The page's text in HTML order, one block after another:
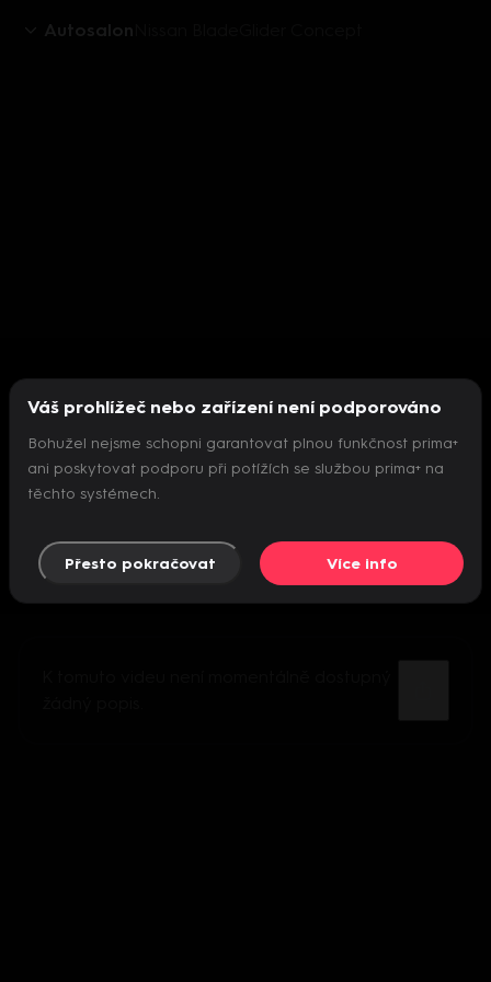
Autosalon
Nepodařilo se inicializovat přehrávač
Váš prohlížeč nebo zařízení není podporováno
Bohužel nejsme schopni garantovat plnou funkčnost prima+
ani poskytovat podporu při potížích se službou prima+ na
těchto systémech.
Přesto pokračovat Více info